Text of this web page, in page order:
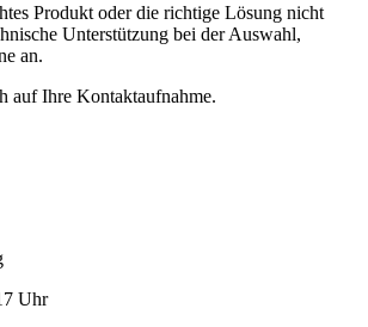
Produkt oder die richtige Lösung nicht
Unterstützung bei der Auswahl,
an.
auf Ihre Kontaktaufnahme.
Uhr